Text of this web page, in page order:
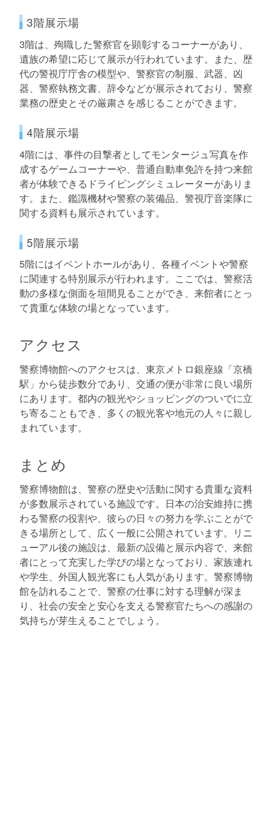
3階展示場
3階は、殉職した警察官を顕彰するコーナーがあり、
遺族の希望に応じて展示が行われています。また、歴
代の警視庁庁舎の模型や、警察官の制服、武器、凶
器、警察執務文書、辞令などが展示されており、警察
業務の歴史とその厳粛さを感じることができます。
4階展示場
4階には、事件の目撃者としてモンタージュ写真を作
成するゲームコーナーや、普通自動車免許を持つ来館
者が体験できるドライビングシミュレーターがありま
す。また、鑑識機材や警察の装備品、警視庁音楽隊に
関する資料も展示されています。
5階展示場
5階にはイベントホールがあり、各種イベントや警察
に関連する特別展示が行われます。ここでは、警察活
動の多様な側面を垣間見ることができ、来館者にとっ
て貴重な体験の場となっています。
アクセス
警察博物館へのアクセスは、東京メトロ銀座線「京橋
駅」から徒歩数分であり、交通の便が非常に良い場所
にあります。都内の観光やショッピングのついでに立
ち寄ることもでき、多くの観光客や地元の人々に親し
まれています。
まとめ
警察博物館は、警察の歴史や活動に関する貴重な資料
が多数展示されている施設です。日本の治安維持に携
わる警察の役割や、彼らの日々の努力を学ぶことがで
きる場所として、広く一般に公開されています。リニ
ューアル後の施設は、最新の設備と展示内容で、来館
者にとって充実した学びの場となっており、家族連れ
や学生、外国人観光客にも人気があります。警察博物
館を訪れることで、警察の仕事に対する理解が深ま
り、社会の安全と安心を支える警察官たちへの感謝の
気持ちが芽生えることでしょう。